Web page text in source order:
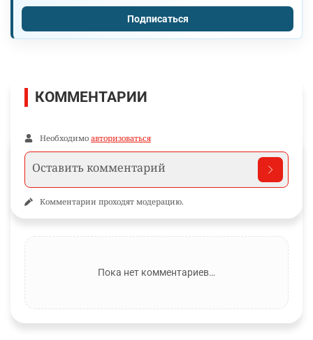
Подписаться
КОММЕНТАРИИ
Необходимо авторизоваться
Комментарии проходят модерацию.
Пока нет комментариев…